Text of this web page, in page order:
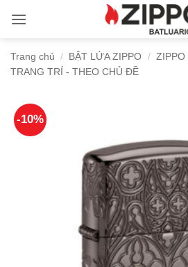
qua
dungTrang chủ / BẬT LỬA ZIPPO / ZIPPO
TRANG TRÍ - THEO CHỦ ĐỀ
-10%